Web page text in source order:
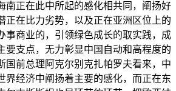
南正在此中所起的感化相共同，阐扬好
正在比力劣势，以及正在亚洲区位上的
事商业的，引领绿色成长的取实践，成
要支点，无力彰显中国自动和高程度的
国前总理阿克尔别克扎帕罗夫看来，中
界经济中阐扬着主要的感化，而正在东